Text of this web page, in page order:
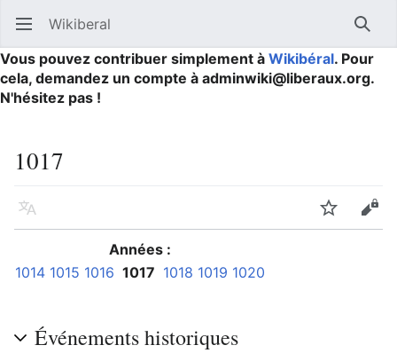
Ouvrir le menu principal Wikiberal
Vous pouvez contribuer simplement à Wikibéral. Pour
cela, demandez un compte à adminwiki@liberaux.org.
N'hésitez pas !
1017
Langue Suivre
Années :
1014 1015 1016 1017 1018 1019 1020
Événements historiques